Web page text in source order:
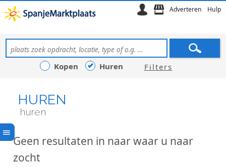
Adverteren Hulp
Kopen Huren Filters
HUREN
huren
Geen resultaten in naar waar u naar
zocht